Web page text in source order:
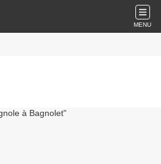
MENU